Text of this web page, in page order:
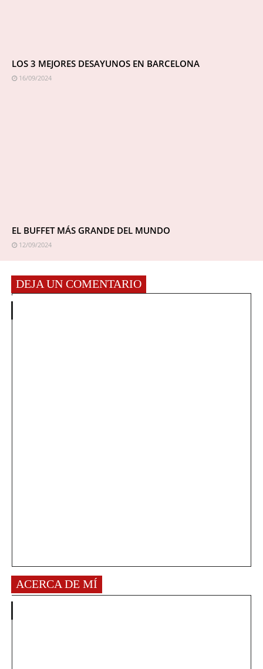
LOS 3 MEJORES DESAYUNOS EN BARCELONA
16/09/2024
EL BUFFET MÁS GRANDE DEL MUNDO
12/09/2024
DEJA UN COMENTARIO
ACERCA DE MÍ